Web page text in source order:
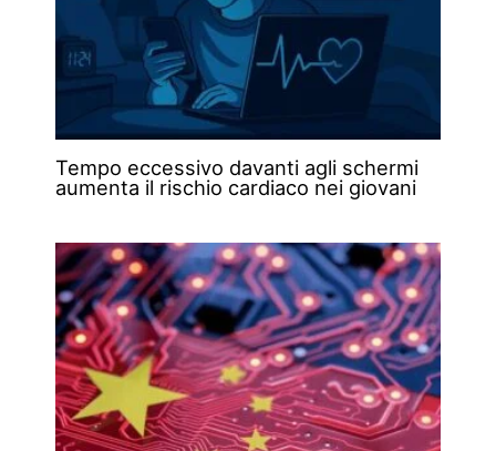
Tempo eccessivo davanti agli schermi
aumenta il rischio cardiaco nei giovani